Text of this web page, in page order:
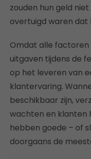
zouden hun geld
overtuigd waren dat
Omdat alle factoren
uitgaven tijdens de
op het leveren van
klantervaring.
beschikbaar zijn,
wachten en klanten
hebben goede – of
doorgaans de